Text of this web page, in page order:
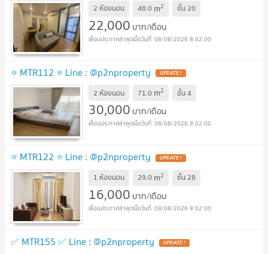
2 ห้องนอน 48.0 m2 ชั้น20
22,000 บาท/เดือน
08/08/2026 8:02:00
⭐ MTR112 ⭐ Line : @p2nproperty UPDATE !
2 ห้องนอน 71.0 m2 ชั้น4
30,000 บาท/เดือน
08/08/2026 8:02:00
⭐ MTR122 ⭐ Line : @p2nproperty UPDATE !
1 ห้องนอน 29.0 m2 ชั้น28
16,000 บาท/เดือน
08/08/2026 8:02:00
✅ MTR155 ✅ Line : @p2nproperty UPDATE !